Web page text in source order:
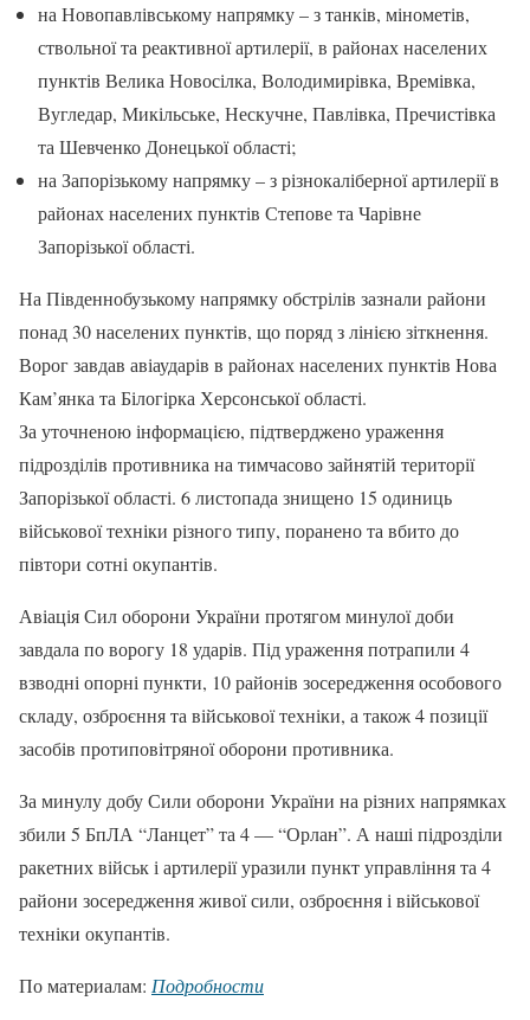
на Новопавлівському напрямку – з танків, мінометів,
ствольної та реактивної артилерії, в районах населених
пунктів Велика Новосілка, Володимирівка, Времівка,
Вугледар, Микільське, Нескучне, Павлівка, Пречистівка
та Шевченко Донецької області;
на Запорізькому напрямку – з різнокаліберної артилерії в
районах населених пунктів Степове та Чарівне
Запорізької області.
На Південнобузькому напрямку обстрілів зазнали райони
понад 30 населених пунктів, що поряд з лінією зіткнення.
Ворог завдав авіаударів в районах населених пунктів Нова
Кам’янка та Білогірка Херсонської області.
За уточненою інформацією, підтверджено ураження
підрозділів противника на тимчасово зайнятій території
Запорізької області. 6 листопада знищено 15 одиниць
військової техніки різного типу, поранено та вбито до
півтори сотні окупантів.
Авіація Сил оборони України протягом минулої доби
завдала по ворогу 18 ударів. Під ураження потрапили 4
взводні опорні пункти, 10 районів зосередження особового
складу, озброєння та військової техніки, а також 4 позиції
засобів протиповітряної оборони противника.
За минулу добу Сили оборони України на різних напрямках
збили 5 БпЛА “Ланцет” та 4 — “Орлан”. А наші підрозділи
ракетних військ і артилерії уразили пункт управління та 4
райони зосередження живої сили, озброєння і військової
техніки окупантів.
По материалам: Подробности